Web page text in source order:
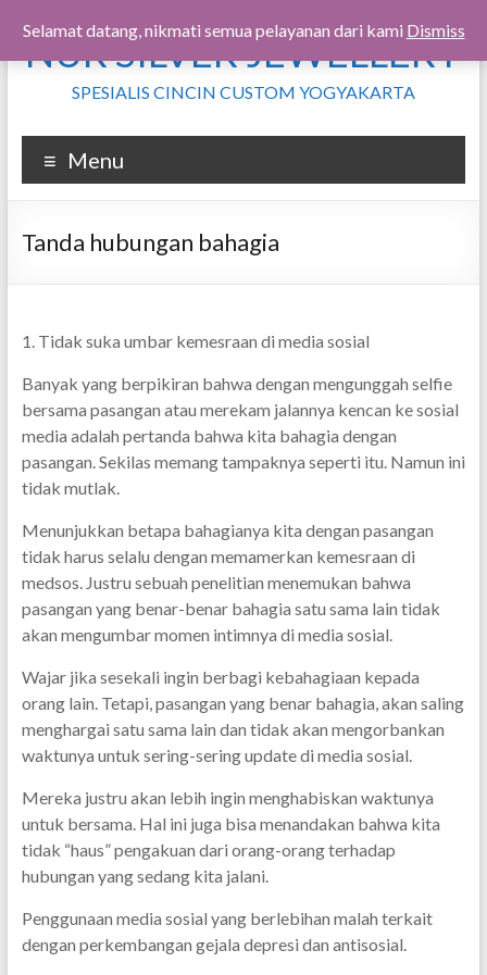
Skip
content
NUR SILVER JEWELLERY
SPESIALIS CINCIN CUSTOM YOGYAKARTA
Menu
Tanda hubungan bahagia
1. Tidak suka umbar kemesraan di media sosial
Banyak yang berpikiran bahwa dengan mengunggah selfie
bersama pasangan atau merekam jalannya kencan ke sosial
media adalah pertanda bahwa kita bahagia dengan
pasangan. Sekilas memang tampaknya seperti itu. Namun ini
tidak mutlak.
Menunjukkan betapa bahagianya kita dengan pasangan
tidak harus selalu dengan memamerkan kemesraan di
medsos. Justru sebuah penelitian menemukan bahwa
pasangan yang benar-benar bahagia satu sama lain tidak
akan mengumbar momen intimnya di media sosial.
Wajar jika sesekali ingin berbagi kebahagiaan kepada
orang lain. Tetapi, pasangan yang benar bahagia, akan saling
menghargai satu sama lain dan tidak akan mengorbankan
waktunya untuk sering-sering update di media sosial.
Mereka justru akan lebih ingin menghabiskan waktunya
untuk bersama. Hal ini juga bisa menandakan bahwa kita
tidak “haus” pengakuan dari orang-orang terhadap
hubungan yang sedang kita jalani.
Penggunaan media sosial yang berlebihan malah terkait
dengan perkembangan gejala depresi dan antisosial.
Selamat datang, nikmati semua pelayanan dari kami Dismiss